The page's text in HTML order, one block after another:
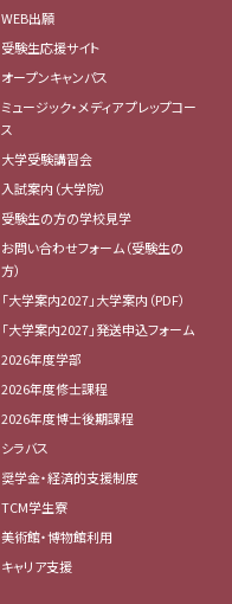
WEB出願
受験生応援サイト
オープンキャンパス
ミュージック・メディア プレップコー
ス
大学受験講習会
入試案内（大学院）
受験生の方の学校見学
お問い合わせフォーム（受験生の
方）
「大学案内2027」大学案内（PDF）
「大学案内2027」発送申込フォーム
2026年度学部
2026年度修士課程
2026年度博士後期課程
シラバス
奨学金・経済的支援制度
TCM学生寮
美術館・博物館利用
キャリア支援